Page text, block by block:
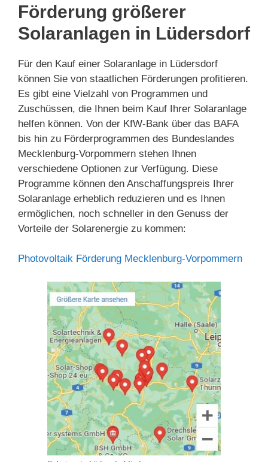
Förderung größerer
Solaranlagen in Lüdersdorf
Für den Kauf einer Solaranlage in Lüdersdorf
können Sie von staatlichen Förderungen profitieren.
Es gibt eine Vielzahl von Programmen und
Zuschüssen, die Ihnen beim Kauf Ihrer Solaranlage
helfen können. Von der KfW-Bank über das BAFA
bis hin zu Förderprogrammen des Bundeslandes
Mecklenburg-Vorpommern stehen Ihnen
verschiedene Optionen zur Verfügung. Diese
Programme können den Anschaffungspreis Ihrer
Solaranlage erheblich reduzieren und es Ihnen
ermöglichen, noch schneller in den Genuss der
Vorteile der Solarenergie zu kommen:
Photovoltaik Förderung Mecklenburg-Vorpommern